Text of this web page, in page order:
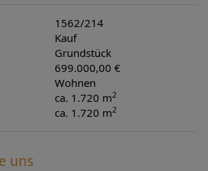
1562/214
Kauf
Grundstück
699.000,00 €
Wohnen
ca. 1.720 m2
ca. 1.720 m2
uns